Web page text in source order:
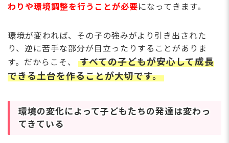
わりや環境調整を⾏うことが必要になってきます。
環境が変われば、その⼦の強みがより引き出された
り、逆に苦⼿な部分が⽬⽴ったりすることがありま
す。だからこそ、
すべての⼦どもが安⼼して成⻑
できる⼟台を作ることが⼤切です。
環境の変化によって⼦どもたちの発達は変わっ
てきている